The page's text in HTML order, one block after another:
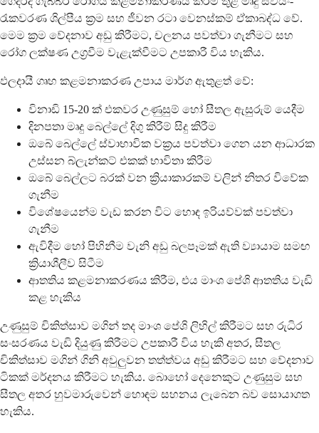
රැකවරණ ශිල්පීය ක්‍රම සහ ජීවන රටා වෙනස්කම් ඒකාබද්ධ වේ.
මෙම ක්‍රම වේදනාව අඩු කිරීමට, චලනය පවත්වා ගැනීමට සහ
රෝග ලක්ෂණ උග්‍රවීම වැළැක්වීමට උපකාරී විය හැකිය.
ඵලදායී ගෘහ කළමනාකරණ උපාය මාර්ග ඇතුළත් වේ:
විනාඩි 15-20 ක් එකවර උණුසුම් හෝ සීතල ඇසුරුම් යෙදීම
දිනපතා මෘදු බෙල්ලේ දිගු කිරීම් සිදු කිරීම
ඔබේ බෙල්ලේ ස්වාභාවික වක්‍රය පවත්වා ගෙන යන ආධාරක
උස්සන බ්ලැන්කට් එකක් භාවිතා කිරීම
ඔබේ බෙල්ලට බරක් වන ක්‍රියාකාරකම් වලින් නිතර විවේක
ගැනීම
විශේෂයෙන්ම වැඩ කරන විට හොඳ ඉරියව්වක් පවත්වා
ගැනීම
ඇවිදීම හෝ පිහිනීම වැනි අඩු බලපෑමක් ඇති ව්‍යායාම සමඟ
ක්‍රියාශීලීව සිටීම
ආතතිය කළමනාකරණය කිරීම, එය මාංශ පේශි ආතතිය වැඩි
කළ හැකිය
උණුසුම් චිකිත්සාව මගින් තද මාංශ පේශි ලිහිල් කිරීමට සහ රුධිර
සංසරණය වැඩි දියුණු කිරීමට උපකාරී විය හැකි අතර, සීතල
චිකිත්සාව මගින් ගිනි අවුලුවන තත්ත්වය අඩු කිරීමට සහ වේදනාව
ටිකක් මර්දනය කිරීමට හැකිය. බොහෝ දෙනෙකුට උණුසුම සහ
සීතල අතර හුවමාරුවෙන් හොඳම සහනය ලැබෙන බව සොයාගත
හැකිය.